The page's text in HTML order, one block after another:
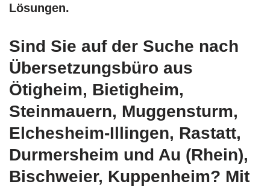
Lösungen.
Sind Sie auf der Suche nach
Übersetzungsbüro aus
Ötigheim, Bietigheim,
Steinmauern, Muggensturm,
Elchesheim-Illingen, Rastatt,
Durmersheim und Au (Rhein),
Bischweier, Kuppenheim? Mit